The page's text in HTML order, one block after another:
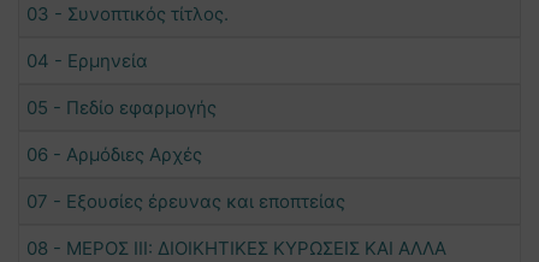
03 - Συνοπτικός τίτλος.
04 - Ερμηνεία
05 - Πεδίο εφαρμογής
06 - Αρμόδιες Αρχές
07 - Εξουσίες έρευνας και εποπτείας
08 - ΜΕΡΟΣ ΙΙΙ: ΔΙΟΙΚΗΤΙΚΕΣ ΚΥΡΩΣΕΙΣ ΚΑΙ ΑΛΛΑ